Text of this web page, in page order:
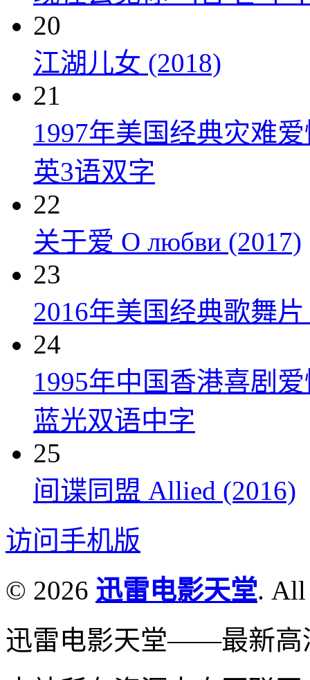
20
江湖儿女 (2018)
21
1997年美国经典灾难
英3语双字
22
关于爱 О любви (2017)
23
2016年美国经典歌舞
24
1995年中国香港喜剧
蓝光双语中字
25
间谍同盟 Allied (2016)
访问手机版
© 2026 迅雷电影天堂. All
迅雷电影天堂——最新高